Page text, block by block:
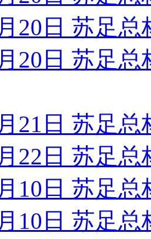
20日 苏足
20日 苏足
21日 苏足
22日 苏足
10日 苏足
10日 苏足